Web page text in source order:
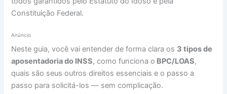
Constituição Federal.
Anúncio
Neste guia, você vai entender de forma clara os 3 tipos de
aposentadoria do INSS, como funciona o BPC/LOAS,
quais são seus outros direitos essenciais e o passo a
passo para solicitá-los — sem complicação.